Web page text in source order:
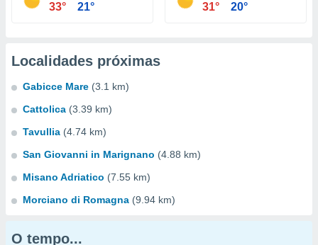
33° 21° 31° 20°
Localidades próximas
Gabicce Mare (3.1 km)
Cattolica (3.39 km)
Tavullia (4.74 km)
San Giovanni in Marignano (4.88 km)
Misano Adriatico (7.55 km)
Morciano di Romagna (9.94 km)
O tempo...